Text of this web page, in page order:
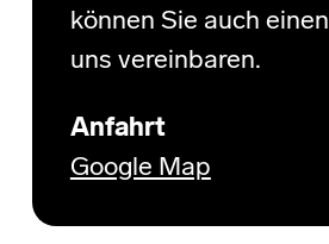
können Sie auch
uns vereinbaren.
Anfahrt
Google Map